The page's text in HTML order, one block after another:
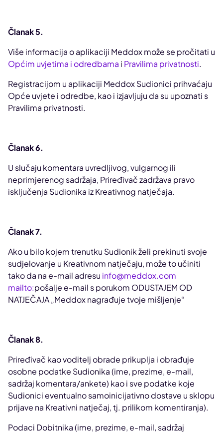
Članak 5.
Više informacija o aplikaciji Meddox može se pročitati u
Općim uvjetima i odredbama i Pravilima privatnosti.
Registracijom u aplikaciji Meddox Sudionici prihvaćaju
Opće uvjete i odredbe, kao i izjavljuju da su upoznati s
Pravilima privatnosti.
Članak 6.
U slučaju komentara uvredljivog, vulgarnog ili
neprimjerenog sadržaja, Priređivač zadržava pravo
isključenja Sudionika iz Kreativnog natječaja.
Članak 7.
Ako u bilo kojem trenutku Sudionik želi prekinuti svoje
sudjelovanje u Kreativnom natječaju, može to učiniti
tako da na e-mail adresu info@meddox.com
mailto:pošalje e-mail s porukom ODUSTAJEM OD
NATJEČAJA „Meddox nagrađuje tvoje mišljenje“
Članak 8.
Priređivač kao voditelj obrade prikuplja i obrađuje
osobne podatke Sudionika (ime, prezime, e-mail,
sadržaj komentara/ankete) kao i sve podatke koje
Sudionici eventualno samoinicijativno dostave u sklopu
prijave na Kreativni natječaj, tj. prilikom komentiranja).
Podaci Dobitnika (ime, prezime, e-mail, sadržaj